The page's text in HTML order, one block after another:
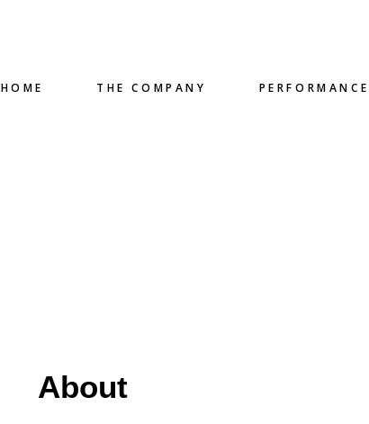
HOME THE COMPANY
About